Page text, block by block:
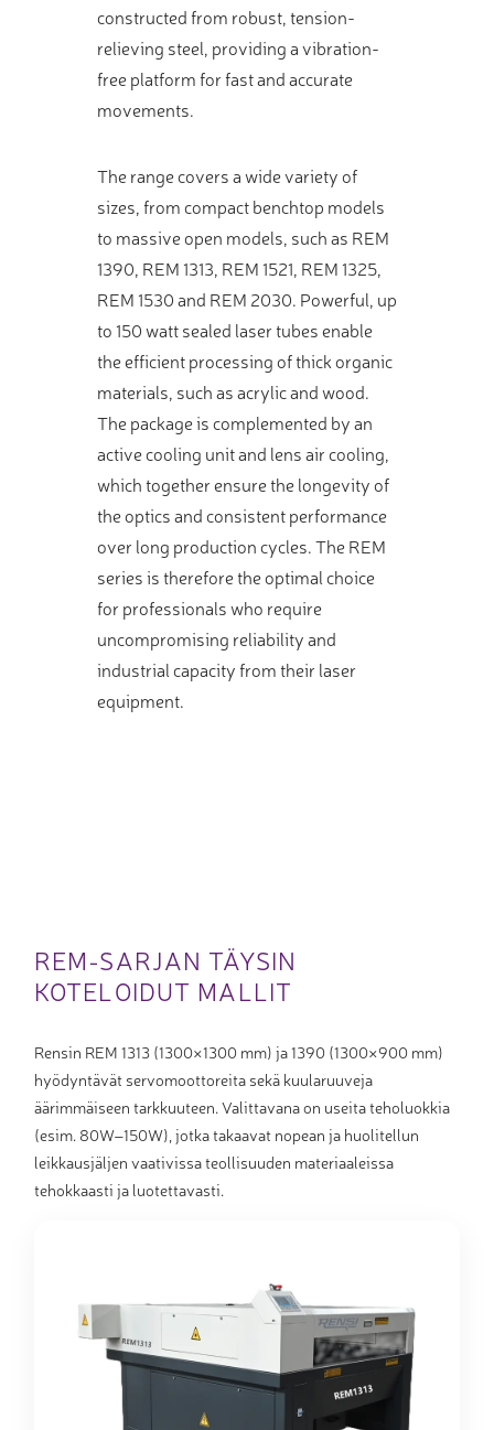
constructed from robust, tension-
relieving steel, providing a vibration-
free platform for fast and accurate
movements.
The range covers a wide variety of
sizes, from compact benchtop models
to massive open models, such as REM
1390, REM 1313, REM 1521, REM 1325,
REM 1530 and REM 2030. Powerful, up
to 150 watt sealed laser tubes enable
the efficient processing of thick organic
materials, such as acrylic and wood.
The package is complemented by an
active cooling unit and lens air cooling,
which together ensure the longevity of
the optics and consistent performance
over long production cycles. The REM
series is therefore the optimal choice
for professionals who require
uncompromising reliability and
industrial capacity from their laser
equipment.
REM-SARJAN TÄYSIN
KOTELOIDUT MALLIT
Rensin REM 1313 (1300×1300 mm) ja 1390 (1300×900 mm)
hyödyntävät servomoottoreita sekä kuularuuveja
äärimmäiseen tarkkuuteen. Valittavana on useita teholuokkia
(esim. 80W–150W), jotka takaavat nopean ja huolitellun
leikkausjäljen vaativissa teollisuuden materiaaleissa
tehokkaasti ja luotettavasti.